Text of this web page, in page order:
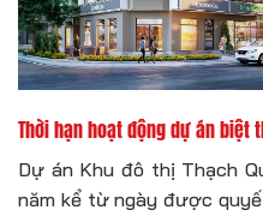
Thời hạn hoạt động dự án biệt
Dự án Khu đô thị Thạch
năm kể từ ngày được